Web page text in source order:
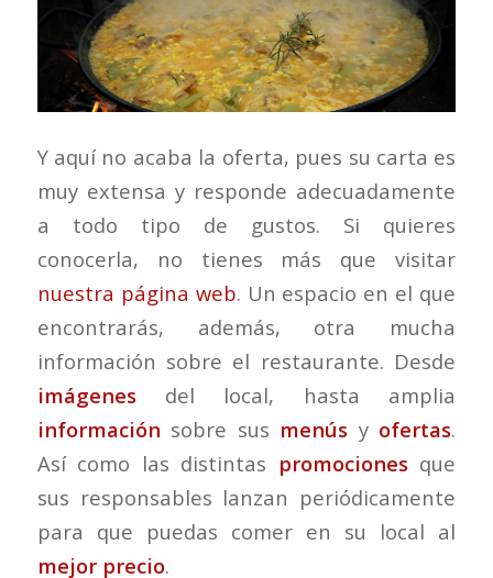
Y aquí no acaba la oferta, pues su carta es
muy extensa y responde adecuadamente
a todo tipo de gustos. Si quieres
conocerla, no tienes más que visitar
nuestra página web. Un espacio en el que
encontrarás, además, otra mucha
información sobre el restaurante. Desde
imágenesdel local, hasta amplia
información sobre sus menús y ofertas.
Así como las distintas promocionesque
sus responsables lanzan periódicamente
para que puedas comer en su local al
mejor precio.